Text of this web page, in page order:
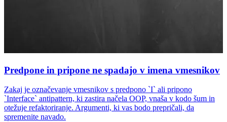
Predpone in pripone ne spadajo v imena vmesnikov
Zakaj je označevanje vmesnikov s predpono `I` ali pripono
`Interface` antipattern, ki zastira načela OOP, vnaša v kodo šum in
otežuje refaktoriranje. Argumenti, ki vas bodo prepričali, da
spremenite navado.